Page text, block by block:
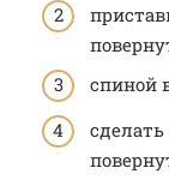
спиной